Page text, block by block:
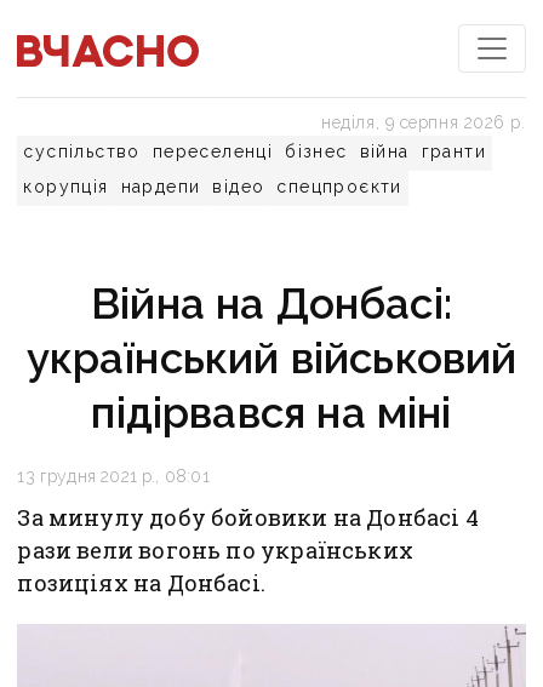
суспільство переселенці бізнес війна
гранти
корупція
нардепи відео спецпроєкти
неділя, 9 серпня 2026 р.
Війна на Донбасі:
український військовий
підірвався на міні
13 грудня 2021 р., 08:01
За минулу добу бойовики на Донбасі 4
рази вели вогонь по українських
позиціях на Донбасі.